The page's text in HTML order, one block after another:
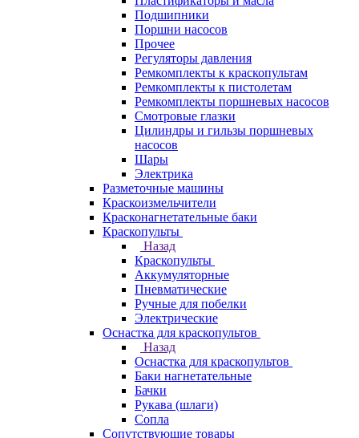
Подшипники
Поршни насосов
Прочее
Регуляторы давления
Ремкомплекты к краскопультам
Ремкомплекты к пистолетам
Ремкомплекты поршневых насосов
Смотровые глазки
Цилиндры и гильзы поршневых
насосов
Шары
Электрика
Разметочные машины
Краскоизмельчители
Красконагнетательные баки
Краскопульты
Назад
Краскопульты
Аккумуляторные
Пневматические
Ручные для побелки
Электрические
Оснастка для краскопультов
Назад
Оснастка для краскопультов
Баки нагнетательные
Бачки
Рукава (шлаги)
Сопла
Сопутствующие товары